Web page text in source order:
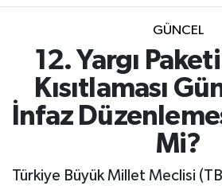
GÜNCEL
12. Yargı
Kısıtlaması
İnfaz
Mi?
Türkiye Büyük Millet Meclisi